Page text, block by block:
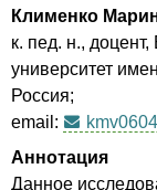
Клименко
к. пед. н.,
университет
Россия;
email:
Аннотация
Данное